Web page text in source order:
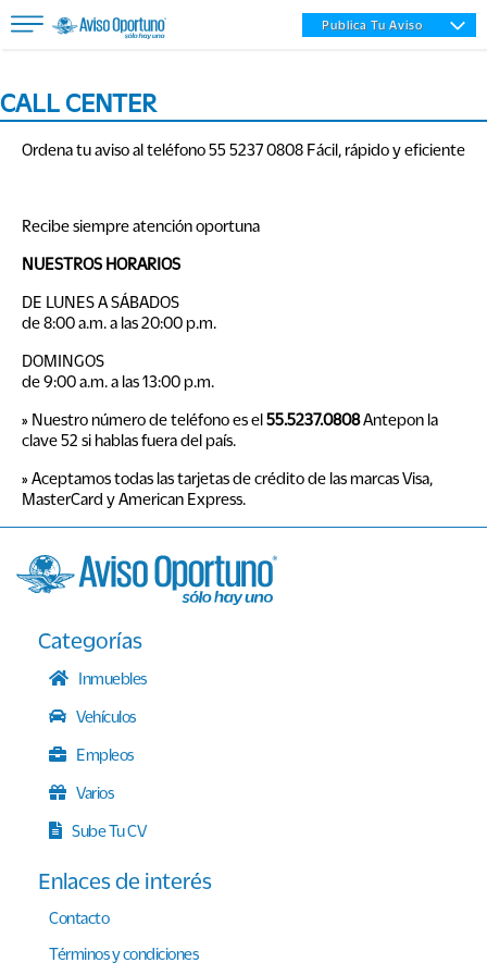
Inmuebles
Vehículos
Empleos
Sube
Publica Tu Aviso
CALL CENTER
Ordena tu aviso al teléfono55 5237 0808 Fácil, rápido y eficiente
Recibe siempre atención oportuna
NUESTROS HORARIOS
DE LUNES A SÁBADOS
de 8:00 a.m. a las 20:00 p.m.
DOMINGOS
de 9:00 a.m. a las 13:00 p.m.
» Nuestro número de teléfono es el55.5237.0808Antepon la
clave 52 si hablas fuera del país.
» Aceptamos todas las tarjetas de crédito de las marcas Visa,
MasterCard y American Express.
Categorías
Inmuebles
Vehículos
Empleos
Varios
Sube Tu CV
Enlaces de interés
Contacto
Términos y condiciones